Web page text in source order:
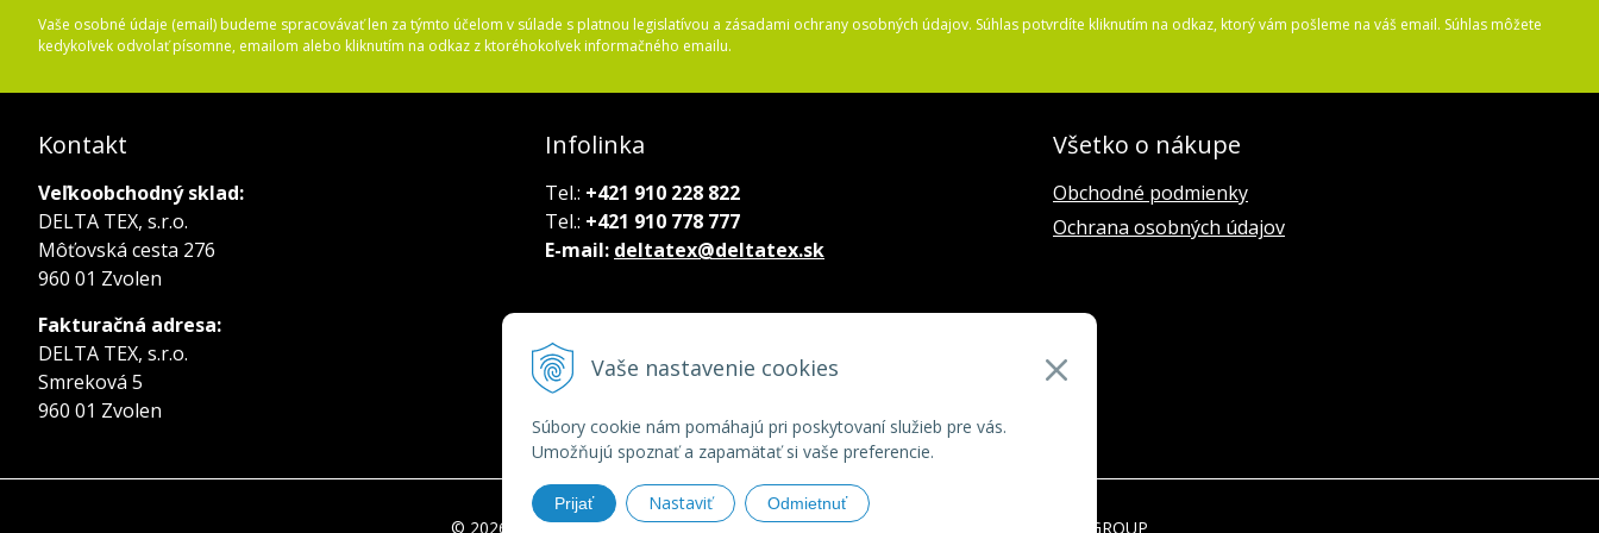
Vaše nastavenie cookies
Súbory cookie nám pomáhajú pri poskytovaní služieb pre vás.
Umožňujú spoznať a zapamätať si vaše preferencie.
Prijať Nastaviť Odmietnuť
Vaše osobné údaje (email) budeme spracovávať len za týmto účelom v súlade s platnou legislatívou a zásadami ochrany osobných údajov. Súhlas potvrdíte kliknutím na odkaz, ktorý vám pošleme na váš email. Súhlas môžete
kedykoľvek odvolať písomne, emailom alebo kliknutím na odkaz z ktoréhokoľvek informačného emailu.
Kontakt
Veľkoobchodný sklad:
DELTA TEX, s.r.o.
Môťovská cesta 276
960 01 Zvolen
Fakturačná adresa:
DELTA TEX, s.r.o.
Smreková 5
960 01 Zvolen
Infolinka
Tel.: +421 910 228 822
Tel.: +421 910 778 777
E-mail: deltatex@deltatex.sk
Všetko o nákupe
Obchodné podmienky
Ochrana osobných údajov
© 2026 deltatex.sk • tvorba eshopu cez UNIobchod,webhosting WEBYGROUP